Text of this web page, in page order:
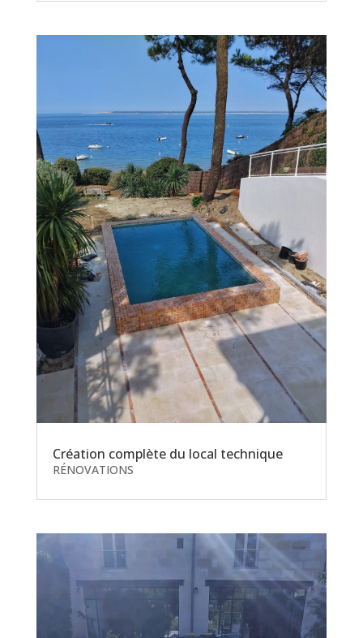
Création complète du local technique
RÉNOVATIONS